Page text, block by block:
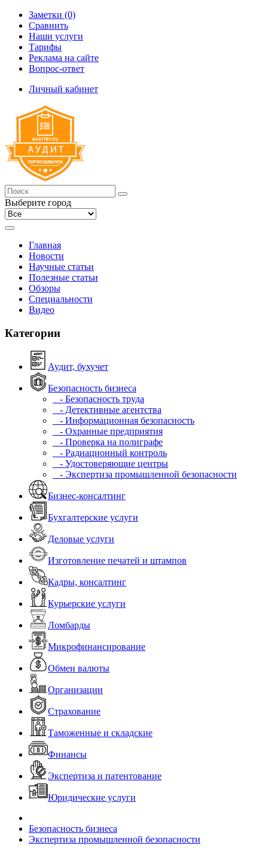
Заметки (0)
Сравнить
Наши услуги
Тарифы
Реклама на сайте
Вопрос-ответ
Личный кабинет
Выберите город
Главная
Новости
Научные статьи
Полезные статьи
Обзоры
Специальности
Видео
Категории
Аудит, бухучет
Безопасность бизнеса
- Безопасность труда
- Детективные агентства
- Информационная безопасность
- Охранные предприятия
- Проверка на полиграфе
- Радиационный контроль
- Удостоверяющие центры
- Экспертиза промышленной безопасности
Бизнес-консалтинг
Бухгалтерские услуги
Деловые услуги
Изготовление печатей и штампов
Кадры, консалтинг
Курьерские услуги
Ломбарды
Микрофинансирование
Обмен валюты
Организации
Страхование
Таможенные и складские
Финансы
Экспертиза и патентование
Юридические услуги
Безопасность бизнеса
Экспертиза промышленной безопасности